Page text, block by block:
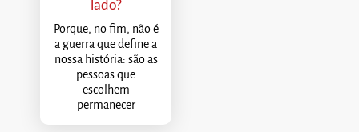
lado?
Porque, no fim, não é
a guerra que define a
nossa história: são as
pessoas que
escolhem
permanecer